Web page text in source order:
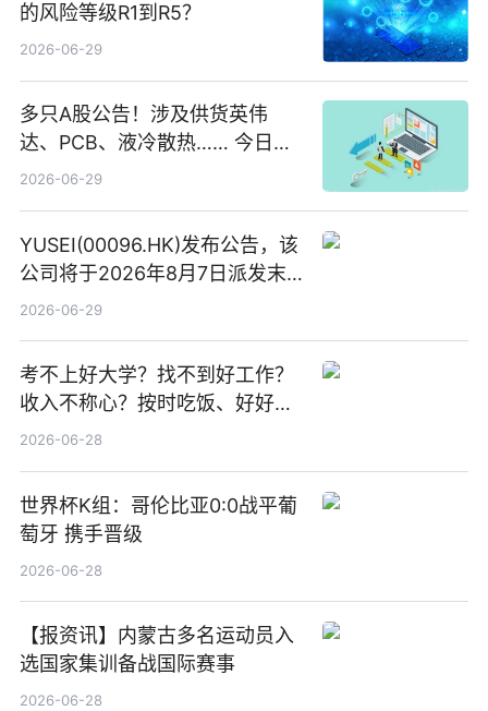
的风险等级R1到R5？
2026-06-29
多只A股公告！涉及供货英伟
达、PCB、液冷散热…… 今日快
讯
2026-06-29
YUSEI(00096.HK)发布公告，该
公司将于2026年8月7日派发末
期股息每股人民币0.013元 每日
2026-06-29
考不上好大学？找不到好工作？
收入不称心？按时吃饭、好好睡
觉
2026-06-28
世界杯K组：哥伦比亚0:0战平葡
萄牙 携手晋级
2026-06-28
【报资讯】内蒙古多名运动员入
选国家集训备战国际赛事
2026-06-28